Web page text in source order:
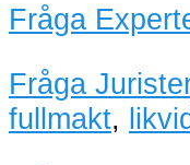
Fråga
Fråga
fullmakt,